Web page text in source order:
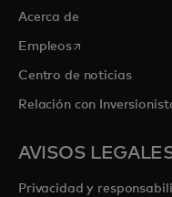
Acerca de
Empleosse abre en una
Centro de noticias
Relación con
AVISOS
Privacidad y